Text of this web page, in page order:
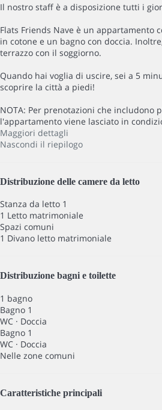
Il nostro staff è a disposizione tutti i
Flats Friends Nave è un
in cotone e un bagno con doccia.
terrazzo con il soggiorno.
Quando hai voglia di uscire, sei a 5
scoprire la città a piedi!
NOTA: Per prenotazioni che
l'appartamento viene lasciato in
Maggiori dettagli
Nascondi il riepilogo
Distribuzione delle camere da letto
Stanza da letto 1
1 Letto matrimoniale
Spazi comuni
1 Divano letto matrimoniale
Distribuzione bagni e toilette
1 bagno
Bagno 1
WC · Doccia
Bagno 1
WC · Doccia
Nelle zone comuni
Caratteristiche principali